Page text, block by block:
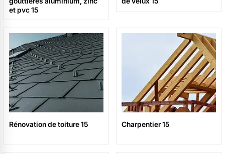
et pvc 15
Rénovation de toiture 15 Charpentier 15